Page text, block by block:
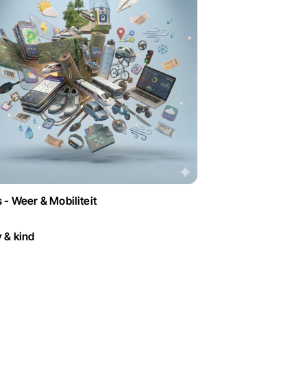
- Weer & Mobiliteit
& kind